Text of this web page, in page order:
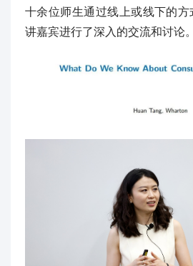
十余位师生通过线上或线下的
讲嘉宾进行了深入的交流和讨论。